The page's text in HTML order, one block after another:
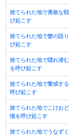
捨てられた地で勇敢な
び起こす
捨てられた地で蟹の語
び起こす
捨てられた地で隠れ潜
を呼び起こす
捨てられた地で警戒す
呼び起こす
捨てられた地でこけお
憶を呼び起こす
捨てられた地でうなず